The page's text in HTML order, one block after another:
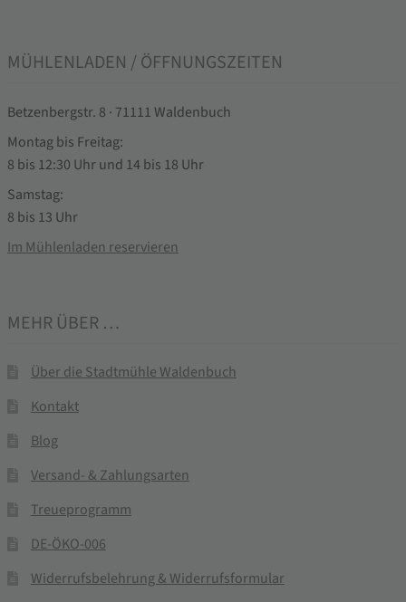
MÜHLENLADEN / ÖFFNUNGSZEITEN
Betzenbergstr. 8 · 71111 Waldenbuch
Montag bis Freitag:
8 bis 12:30 Uhr und 14 bis 18 Uhr
Samstag:
8 bis 13 Uhr
Im Mühlenladen reservieren
MEHR ÜBER …
Über die Stadtmühle Waldenbuch
Kontakt
Blog
Versand- & Zahlungsarten
Treueprogramm
DE-ÖKO-006
Widerrufsbelehrung & Widerrufsformular